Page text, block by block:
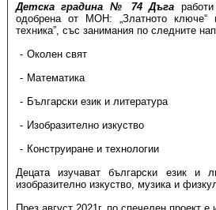
Детска градина № 74 Дъга
одобрена от МОН: „Златното ключе“
техника”, със занимания по следните
Околен свят
Математика
Български език и литература
Изобразително изкуство
Конструиране и технологии
Децата изучават български език и
изобразително изкуство, музика и